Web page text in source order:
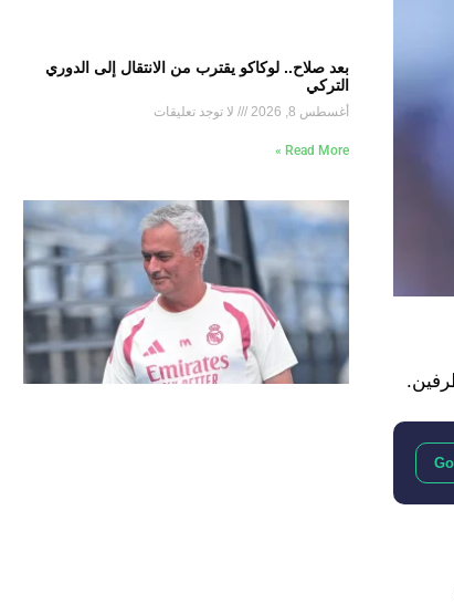
بعد صلاح.. لوكاكو يقترب من الانتقال إلى الدوري
التركي
أغسطس 8, 2026 لا توجد تعليقات
Read More »